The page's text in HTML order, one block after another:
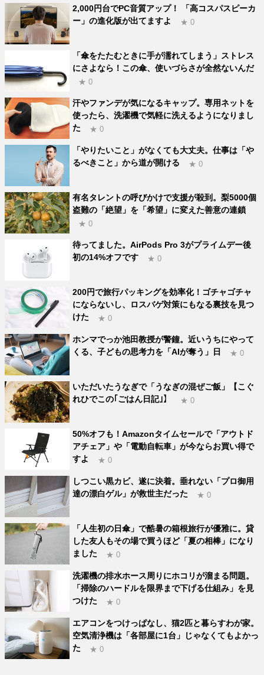
2,000円台でPC音質アップ！ 「高コスパスピーカ
ー」の進化版が出てますよ
★ 0
「傘をたたむときに手が濡れてしまう」ストレス
にさよなら！この傘、使いづらさが全然ないんだ
★ 0
汗やファンデが気になるキャップ。専用ネットを
使ったら、洗濯機で気軽に洗えるようになりまし
た
★ 0
「やりたいこと」がなくても大丈夫。仕事は「や
るべきこと」から道が開ける
★ 0
有名タレントの呼びかけで支援が殺到。梨5000個
盗難の「絶望」を「希望」に変えた善意の連鎖
★ 0
待ってました。AirPods Pro 3がプライムデー後
初の14%オフです
★ 0
200円で旅行パッキングを効率化！ゴチャゴチャ
にならないし、ロスバゲ対策にもなる裏技を見つ
けた
★ 0
ホンマでっか池田教授が警鐘。近いうちにやって
くる、子どもの思考力を「AIが奪う」日
★ 0
いただいたうなぎで「うなぎの混ぜご飯」【こぐ
れひでこの｢ごはん日記｣】
★ 0
50%オフも！Amazonタイムセールで「アウトド
アチェア」や「電動自転車」が今ならお買い得で
すよ
★ 0
しつこい黒カビ、遂に決着。垂れない「プロ御用
達の漂白ゲル」が救世主だった
★ 0
「人生初の日傘」で酷暑の箱根旅行が優雅に。貸
した友人もその場で買うほど「夏の相棒」になり
ました
★ 0
洗濯機の排水ホース周りにホコリが溜まる問題。
「掃除のハードルを限界まで下げる仕組み」を見
つけた
★ 0
エアコンをつけっぱなし、猫2匹と暮らすわが家。
空気清浄機は「各部屋に1台」じゃなくてもよかっ
た
★ 0